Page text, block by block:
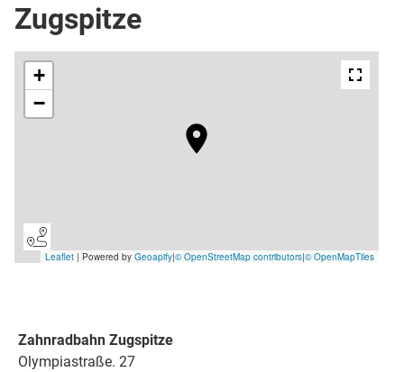
Zugspitze
Zahnradbahn Zugspitze
Olympiastraße. 27